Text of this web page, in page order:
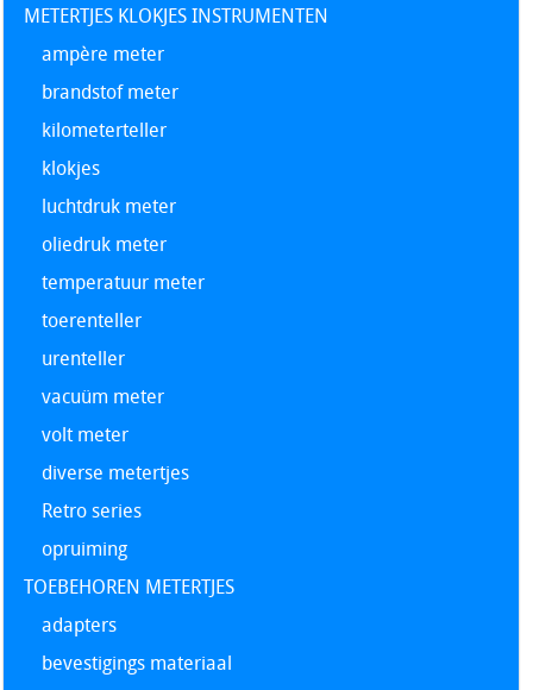
METERTJES KLOKJES INSTRUMENTEN
ampère meter
brandstof meter
kilometerteller
klokjes
luchtdruk meter
oliedruk meter
temperatuur meter
toerenteller
urenteller
vacuüm meter
volt meter
diverse metertjes
Retro series
opruiming
TOEBEHOREN METERTJES
adapters
bevestigings materiaal